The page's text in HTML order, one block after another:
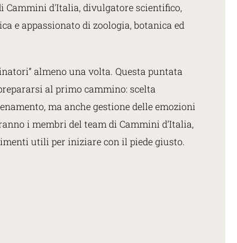
Cammini d'Italia, divulgatore scientifico,
e appassionato di zoologia, botanica ed
almeno una volta. Questa puntata
al primo cammino: scelta
ma anche gestione delle emozioni
i membri del team di Cammini d’Italia,
utili per iniziare con il piede giusto.